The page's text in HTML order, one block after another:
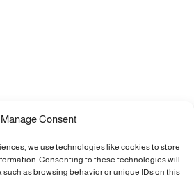
Manage Consent
we use technologies like cookies to store
Consenting to these technologies will
such as browsing behavior or unique IDs on this